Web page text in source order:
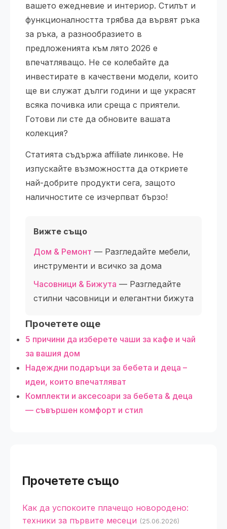
вашето ежедневие и интериор. Стилът и
функционалността трябва да вървят ръка
за ръка, а разнообразието в
предложенията към лято 2026 е
впечатляващо. Не се колебайте да
инвестирате в качествени модели, които
ще ви служат дълги години и ще украсят
всяка почивка или среща с приятели.
Готови ли сте да обновите вашата
колекция?
Статията съдържа affiliate линкове. Не
изпускайте възможността да откриете
най-добрите продукти сега, защото
наличностите се изчерпват бързо!
Вижте също
Дом & Ремонт — Разгледайте мебели,
инструменти и всичко за дома
Часовници & Бижута — Разгледайте
стилни часовници и елегантни бижута
Прочетете още
5 причини да изберете чаши за кафе и чай
за вашия дом
Надеждни подаръци за бебета и деца –
идеи, които впечатляват
Комплекти и аксесоари за бебета & деца
— съвършен комфорт и стил
Прочетете също
Как да успокоите плачещо новородено:
техники за първите месеци (25.06.2026)